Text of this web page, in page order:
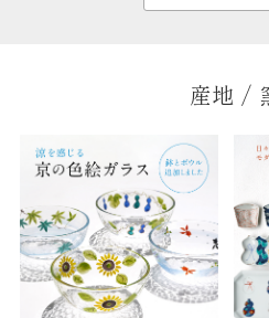
産地 /